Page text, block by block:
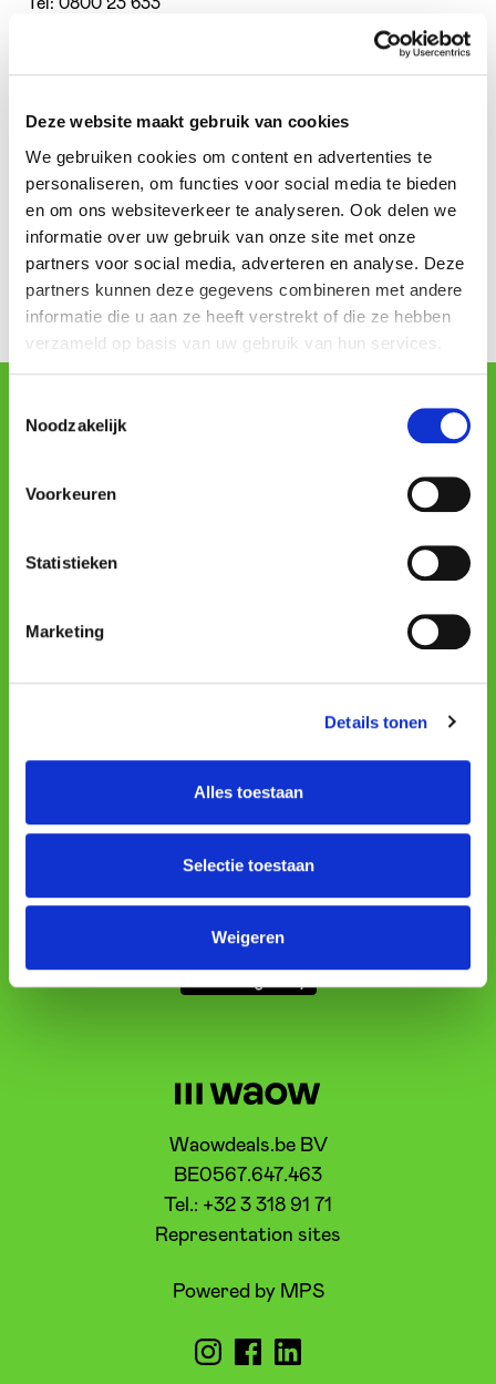
Deze website maakt gebruik van cookies
We gebruiken cookies om content en advertenties te
personaliseren, om functies voor social media te bieden
en om ons websiteverkeer te analyseren. Ook delen we
informatie over uw gebruik van onze site met onze
partners voor social media, adverteren en analyse. Deze
partners kunnen deze gegevens combineren met andere
informatie die u aan ze heeft verstrekt of die ze hebben
verzameld op basis van uw gebruik van hun services.
Noodzakelijk
Voorkeuren
Statistieken
Marketing
Details tonen
Alles toestaan
Selectie toestaan
Weigeren
ZiPPERZ Business Center
Olympiaweg 4
3077 AL Rotterdam
Tel.: 08 000 22 26 73
Waowdeals.be BV
BE0567.647.463
Tel.: +32 3 318 91 71
Representation sites
Powered by MPS
Privacy Policy
Terms & Conditions
Mobile apps